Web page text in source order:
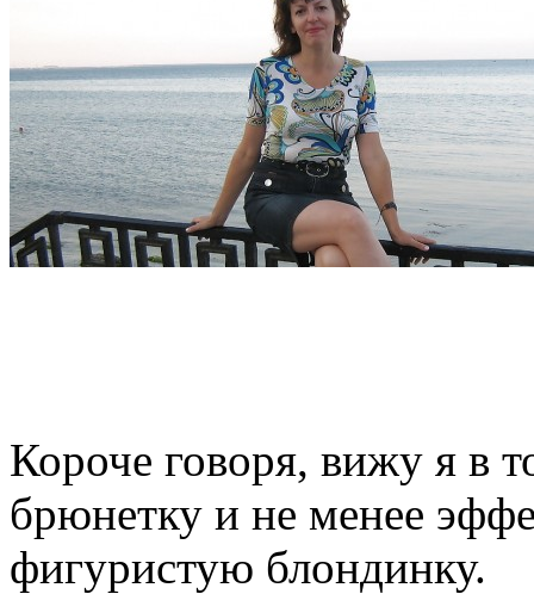
Короче говоря, вижу я в
брюнетку и не менее
фигуристую блондинку.